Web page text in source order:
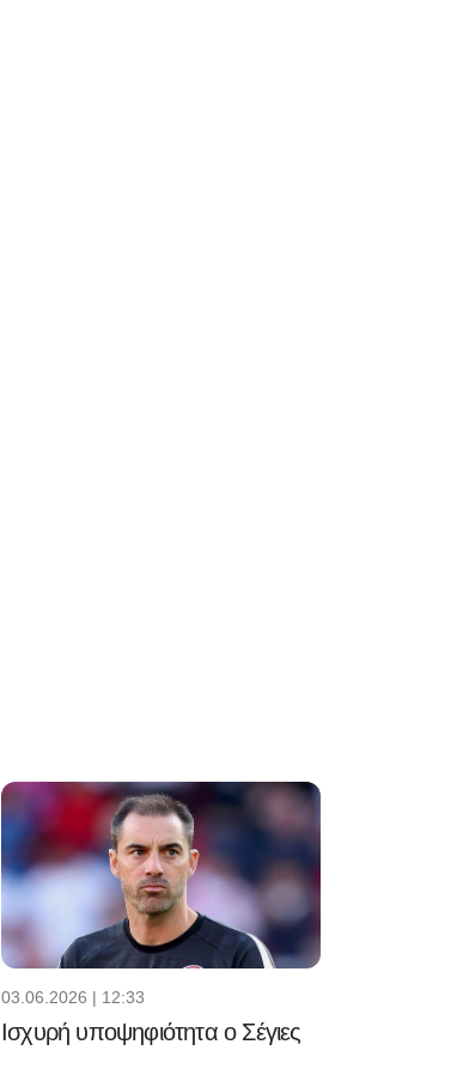
03.06.2026 | 12:33
Ισχυρή υποψηφιότητα ο Σέγιες